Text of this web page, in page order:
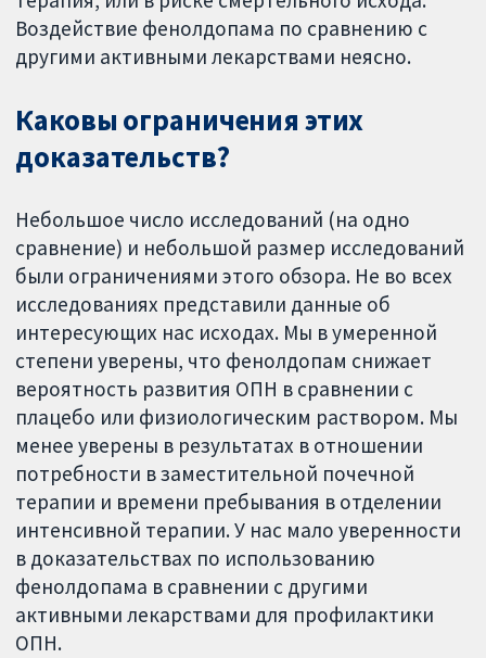
Воздействие фенолдопама по сравнению с
другими активными лекарствами неясно.
Каковы ограничения этих
доказательств?
Небольшое число исследований (на одно
сравнение) и небольшой размер исследований
были ограничениями этого обзора. Не во всех
исследованиях представили данные об
интересующих нас исходах. Мы в умеренной
степени уверены, что фенолдопам снижает
вероятность развития ОПН в сравнении с
плацебо или физиологическим раствором. Мы
менее уверены в результатах в отношении
потребности в заместительной почечной
терапии и времени пребывания в отделении
интенсивной терапии. У нас мало уверенности
в доказательствах по использованию
фенолдопама в сравнении с другими
активными лекарствами для профилактики
ОПН.